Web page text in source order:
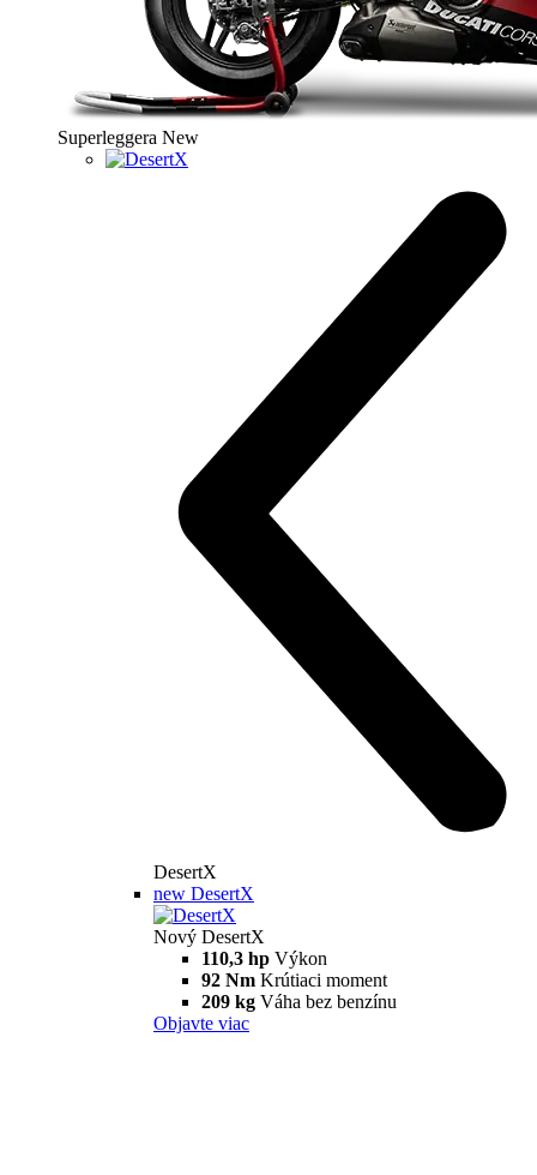
Superleggera New
DesertX
new DesertX
Nový DesertX
110,3 hp Výkon
92 Nm Krútiaci moment
209 kg Váha bez benzínu
Objavte viac